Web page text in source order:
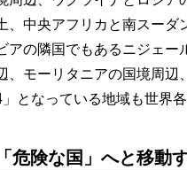
、中央アフリカと南スーダ
アの隣国でもあるニジェー
、モーリタニアの国境周辺
」となっている地域も世界
「危険な国」へと移動